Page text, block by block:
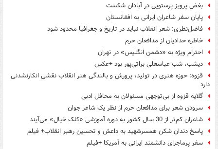
بغض پرویز پرستویی در آبادان شکست
پایان سفر شاعران ایرانی به افغانستان
فاضل‌نظری: شعر انقلاب نباید در تاریخ و جغرافیا محدود شود
خاطره حدادیان از مدافعان حرم
احترام ویژه به «دشمن انگلیس» در تهران
دیشب، شب عباسعلی براتی‌پور بود +عکس
قزوه: حوزه هنری در تولید، پرورش و بالندگی هنر انقلاب نقشی انكارنشدنی
دارد
گلایه قزوه از بی‌توجهی مسئولان به محافل ادبی
سرودن شعر برای مدافعان حرم از نظر یک شاعر جوان
شاعران کم‌تر از 30 سال کشور به دوره آموزشی «کلک خیال» می‌آیند
پاسخ دندان شکن همسرشهید به داعش و تحسین رهبر انقلاب+ فیلم
سفر پرماجرای دانشمند ایرانی به آمریکا +فیلم